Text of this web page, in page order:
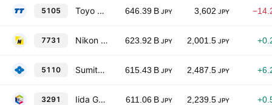
5105 Toyo Tire Corporation 646.39 B JPY 3,602 JPY
7731 Nikon Corp. 623.92 B JPY 2,001.5 JPY
5110 Sumitomo Rubber Industries, Ltd. 615.43 B JPY 2,487.5 JPY
3291 Iida Group Holdings Co., Ltd. 611.06 B JPY 2,239.5 JPY